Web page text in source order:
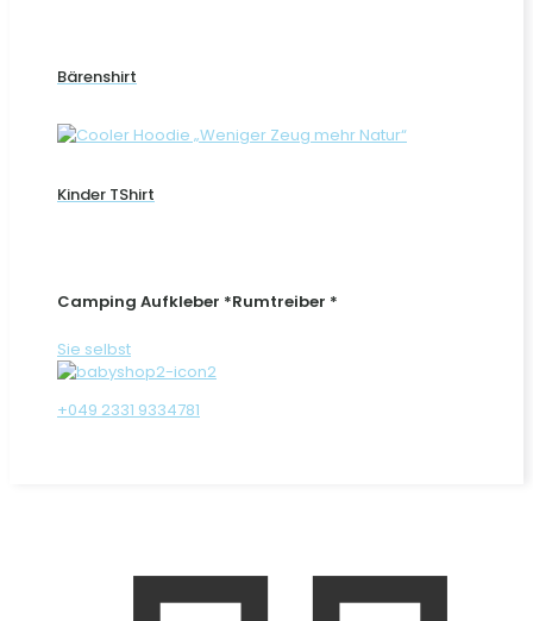
Bärenshirt
Kinder TShirt
Camping Aufkleber *Rumtreiber *
Sie selbst
+049 2331 9334781